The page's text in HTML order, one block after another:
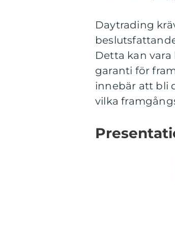
Daytrading
Detta kan
garanti för
innebär att bli
vilka